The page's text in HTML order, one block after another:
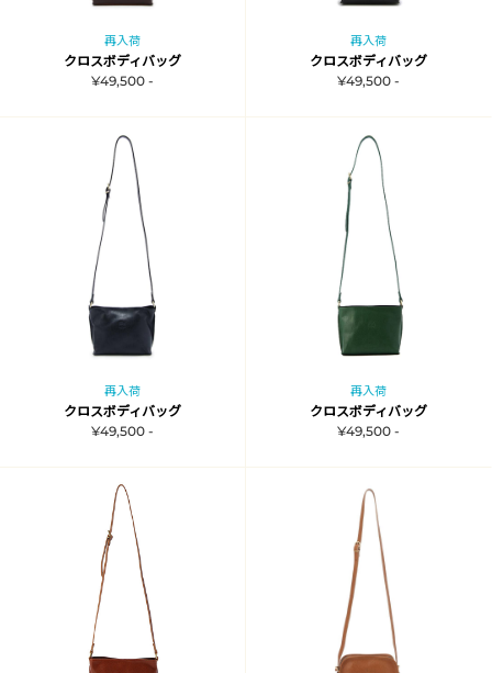
再入荷
クロスボディバッグ
¥49,500 -
再入荷
クロスボディバッグ
¥49,500 -
再入荷
クロスボディバッグ
¥49,500 -
再入荷
クロスボディバッグ
¥49,500 -